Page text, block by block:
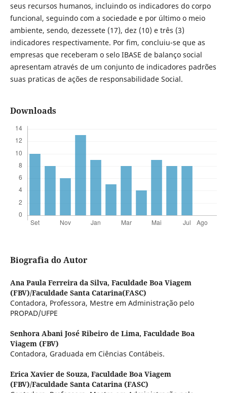
seus recursos humanos, incluindo os indicadores do corpo
funcional, seguindo com a sociedade e por último o meio
ambiente, sendo, dezessete (17), dez (10) e três (3)
indicadores respectivamente. Por fim, concluiu-se que as
empresas que receberam o selo IBASE de balanço social
apresentam através de um conjunto de indicadores padrões
suas praticas de ações de responsabilidade Social.
Downloads
Biografia do Autor
Ana Paula Ferreira da Silva, Faculdade Boa Viagem
(FBV)/Faculdade Santa Catarina(FASC)
Contadora, Professora, Mestre em Administração pelo
PROPAD/UFPE
Senhora Abani José Ribeiro de Lima, Faculdade Boa
Viagem (FBV)
Contadora, Graduada em Ciências Contábeis.
Erica Xavier de Souza, Faculdade Boa Viagem
(FBV)/Faculdade Santa Catarina (FASC)